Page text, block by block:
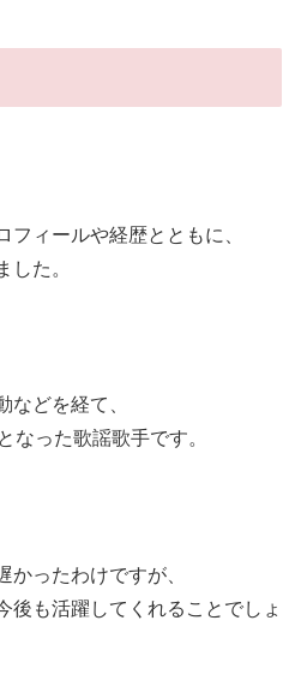
フィールや経歴とともに、
した。
などを経て、
なった歌謡歌手です。
かったわけですが、
後も活躍してくれることでしょ